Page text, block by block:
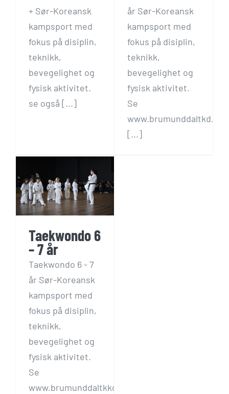
+ Sør-Koreansk
kampsport med
fokus på disiplin,
teknikk,
bevegelighet og
fysisk aktivitet.
se også [...]
år Sør-Koreansk
kampsport med
fokus på disiplin,
teknikk,
bevegelighet og
fysisk aktivitet.
Se
www.brumunddaltkd.no
[...]
Taekwondo 6
– 7 år
Taekwondo 6 - 7
år Sør-Koreansk
kampsport med
fokus på disiplin,
teknikk,
bevegelighet og
fysisk aktivitet.
Se
www.brumunddaltkkd.no